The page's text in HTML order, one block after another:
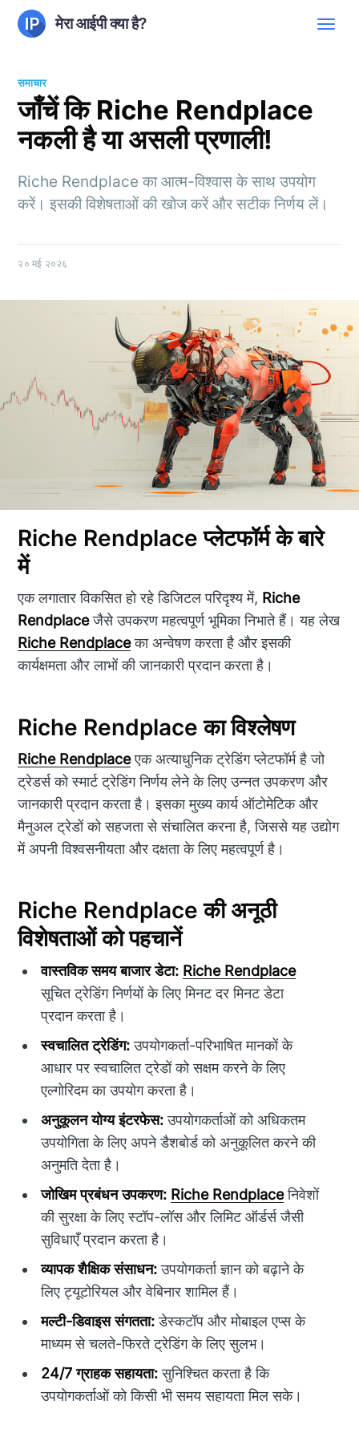
मेरा आईपी क्या है?
समाचार
जाँचें कि Riche Rendplace
नकली है या असली प्रणाली!
Riche Rendplace का आत्म-विश्वास के साथ उपयोग
करें। इसकी विशेषताओं की खोज करें और सटीक निर्णय लें।
२० मई २०२६
Riche Rendplace प्लेटफॉर्म के बारे
में
एक लगातार विकसित हो रहे डिजिटल परिदृश्य में, Riche
Rendplaceजैसे उपकरण महत्वपूर्ण भूमिका निभाते हैं। यह लेख
Riche Rendplaceका अन्वेषण करता है और इसकी
कार्यक्षमता और लाभों की जानकारी प्रदान करता है।
Riche Rendplace का विश्लेषण
Riche Rendplaceएक अत्याधुनिक ट्रेडिंग प्लेटफॉर्म है जो
ट्रेडर्स को स्मार्ट ट्रेडिंग निर्णय लेने के लिए उन्नत उपकरण और
जानकारी प्रदान करता है। इसका मुख्य कार्य ऑटोमेटिक और
मैनुअल ट्रेडों को सहजता से संचालित करना है, जिससे यह उद्योग
में अपनी विश्वसनीयता और दक्षता के लिए महत्वपूर्ण है।
Riche Rendplace की अनूठी
विशेषताओं को पहचानें
वास्तविक समय बाजार डेटा: Riche Rendplace
सूचित ट्रेडिंग निर्णयों के लिए मिनट दर मिनट डेटा
प्रदान करता है।
स्वचालित ट्रेडिंग:उपयोगकर्ता-परिभाषित मानकों के
आधार पर स्वचालित ट्रेडों को सक्षम करने के लिए
एल्गोरिदम का उपयोग करता है।
अनुकूलन योग्य इंटरफेस:उपयोगकर्ताओं को अधिकतम
उपयोगिता के लिए अपने डैशबोर्ड को अनुकूलित करने की
अनुमति देता है।
जोखिम प्रबंधन उपकरण: Riche Rendplaceनिवेशों
की सुरक्षा के लिए स्टॉप-लॉस और लिमिट ऑर्डर्स जैसी
सुविधाएँ प्रदान करता है।
व्यापक शैक्षिक संसाधन:उपयोगकर्ता ज्ञान को बढ़ाने के
लिए ट्यूटोरियल और वेबिनार शामिल हैं।
मल्टी-डिवाइस संगतता:डेस्कटॉप और मोबाइल एप्स के
माध्यम से चलते-फिरते ट्रेडिंग के लिए सुलभ।
24/7 ग्राहक सहायता:सुनिश्चित करता है कि
उपयोगकर्ताओं को किसी भी समय सहायता मिल सके।